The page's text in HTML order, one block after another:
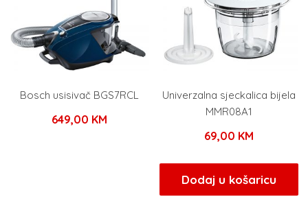
Bosch usisivač BGS7RCL
649,00 KM
Univerzalna sjeckalica bijela
MMR08A1
69,00 KM
Dodaj u košaricu